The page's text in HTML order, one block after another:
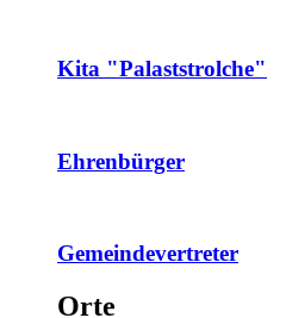
Kita "Palaststrolche"
Ehrenbürger
Gemeindevertreter
Orte